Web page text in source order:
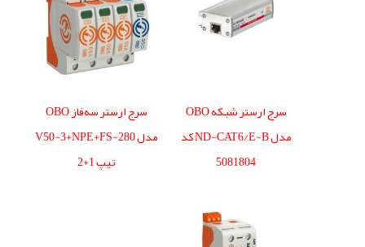
سرج ارستر شبکه OBO
مدل ND-CAT6/E-B کد
5081804
سرج ارستر سه‌فاز OBO
مدل V50-3+NPE+FS-280
تیپ 1+2